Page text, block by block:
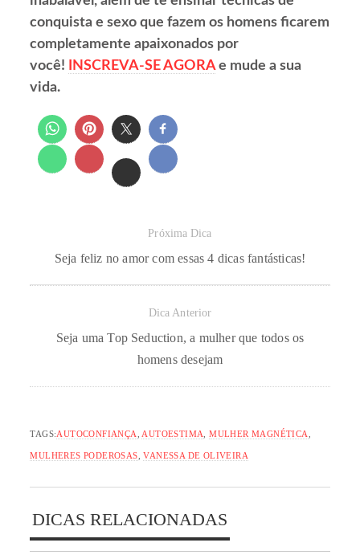
conquista e sexo que fazem os homens ficarem
completamente apaixonados por
você!
INSCREVA-SE AGORAe mude a sua
vida.
Próxima Dica
Seja feliz no amor com essas 4 dicas fantásticas!
Dica Anterior
Seja uma Top Seduction, a mulher que todos os
homens desejam
TAGS:AUTOCONFIANÇA AUTOESTIMA ,MULHER MAGNÉTICA
MULHERES PODEROSAS ,VANESSA DE OLIVEIRA
DICAS RELACIONADAS